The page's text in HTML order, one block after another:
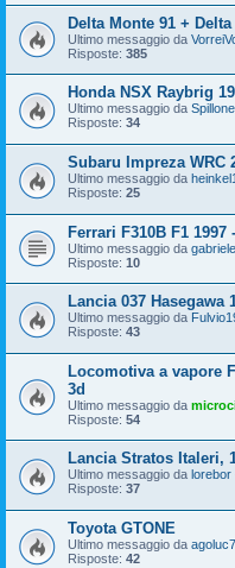
Delta Monte 91 +
Ultimo messaggio da
Risposte: 385
Honda NSX Raybrig
Ultimo messaggio da Spillone
Risposte: 34
Subaru Impreza WRC
Ultimo messaggio da
Risposte: 25
Ferrari F310B F1 1997
Ultimo messaggio da
Risposte: 10
Lancia 037 Hasegawa
Ultimo messaggio da
Risposte: 43
Locomotiva a vapore
3d
Ultimo messaggio da
Risposte: 54
Lancia Stratos Italeri,
Ultimo messaggio da lorebor
Risposte: 37
Toyota GTONE
Ultimo messaggio da
Risposte: 42